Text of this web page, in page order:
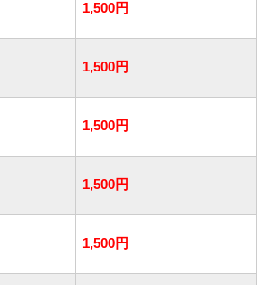
1,500円
1,500円
1,500円
1,500円
1,500円